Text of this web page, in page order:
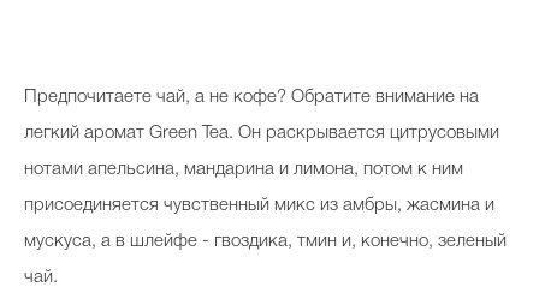
Предпочитаете чай, а не кофе? Обратите внимание на
легкий аромат Green Tea. Он раскрывается цитрусовыми
нотами апельсина, мандарина и лимона, потом к ним
присоединяется чувственный микс из амбры, жасмина и
мускуса, а в шлейфе - гвоздика, тмин и, конечно, зеленый
чай.